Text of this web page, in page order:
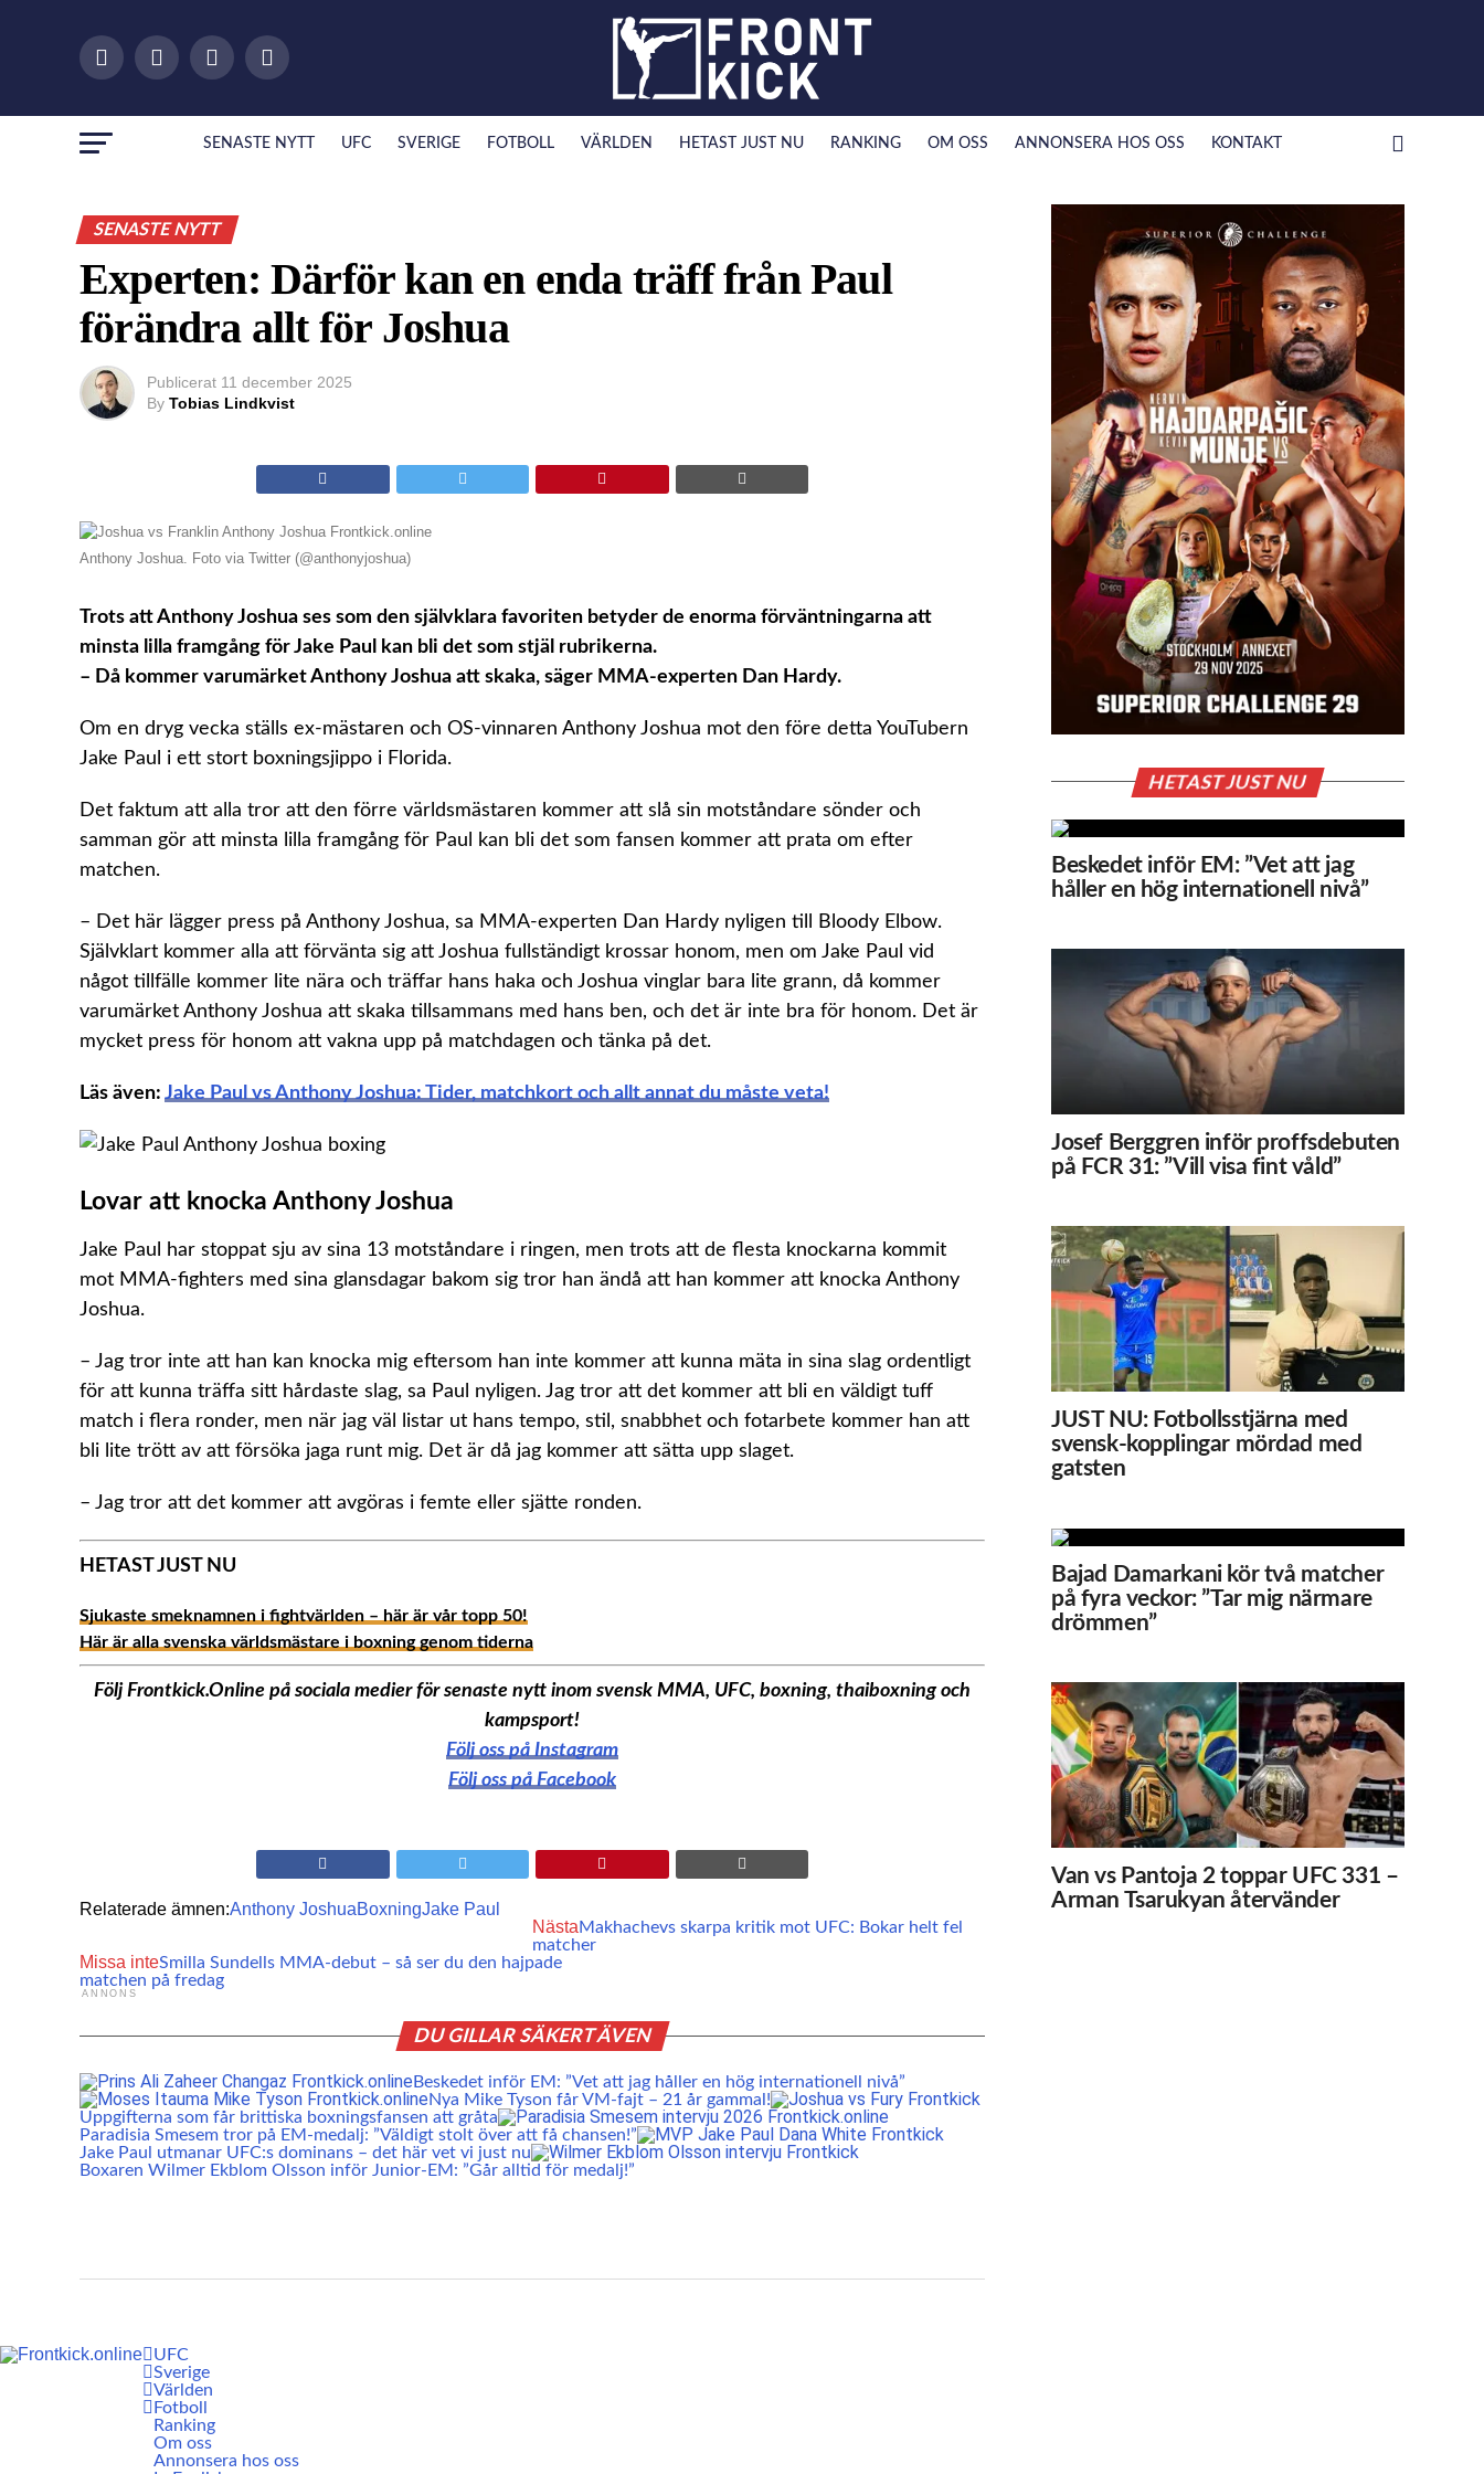
SENASTE NYTT UFC SVERIGE FOTBOLL VÄRLDEN HETAST JUST NU RANKING OM OSS ANNONSERA HOS OSS KONTAKT
SENASTE NYTT
Experten: Därför kan en enda träff från Paul
förändra allt för Joshua
Publicerat 11 december 2025
By Tobias Lindkvist
Anthony Joshua. Foto via Twitter (@anthonyjoshua)
Trots att Anthony Joshua ses som den självklara favoriten betyder de enorma förväntningarna att
minsta lilla framgång för Jake Paul kan bli det som stjäl rubrikerna.
– Då kommer varumärket Anthony Joshua att skaka, säger MMA-experten Dan Hardy.
Om en dryg vecka ställs ex-mästaren och OS-vinnaren Anthony Joshua mot den före detta YouTubern
Jake Paul i ett stort boxningsjippo i Florida.
Det faktum att alla tror att den förre världsmästaren kommer att slå sin motståndare sönder och
samman gör att minsta lilla framgång för Paul kan bli det som fansen kommer att prata om efter
matchen.
– Det här lägger press på Anthony Joshua, sa MMA-experten Dan Hardy nyligen till Bloody Elbow.
Självklart kommer alla att förvänta sig att Joshua fullständigt krossar honom, men om Jake Paul vid
något tillfälle kommer lite nära och träffar hans haka och Joshua vinglar bara lite grann, då kommer
varumärket Anthony Joshua att skaka tillsammans med hans ben, och det är inte bra för honom. Det är
mycket press för honom att vakna upp på matchdagen och tänka på det.
Läs även: Jake Paul vs Anthony Joshua: Tider, matchkort och allt annat du måste veta!
Lovar att knocka Anthony Joshua
Jake Paul har stoppat sju av sina 13 motståndare i ringen, men trots att de flesta knockarna kommit
mot MMA-fighters med sina glansdagar bakom sig tror han ändå att han kommer att knocka Anthony
Joshua.
– Jag tror inte att han kan knocka mig eftersom han inte kommer att kunna mäta in sina slag ordentligt
för att kunna träffa sitt hårdaste slag, sa Paul nyligen. Jag tror att det kommer att bli en väldigt tuff
match i flera ronder, men när jag väl listar ut hans tempo, stil, snabbhet och fotarbete kommer han att
bli lite trött av att försöka jaga runt mig. Det är då jag kommer att sätta upp slaget.
– Jag tror att det kommer att avgöras i femte eller sjätte ronden.
HETAST JUST NU
Sjukaste smeknamnen i fightvärlden – här är vår topp 50!
Här är alla svenska världsmästare i boxning genom tiderna
Följ Frontkick.Online på sociala medier för senaste nytt inom svensk MMA, UFC, boxning, thaiboxning och
kampsport!
Följ oss på Instagram
Följ oss på Facebook
Relaterade ämnen:Anthony JoshuaBoxningJake Paul
NästaMakhachevs skarpa kritik mot UFC: Bokar helt fel
matcher
Missa inteSmilla Sundells MMA-debut – så ser du den hajpade
matchen på fredag
ANNONS
DU GILLAR SÄKERT ÄVEN
Beskedet inför EM: ”Vet att jag håller en hög internationell nivå”
Nya Mike Tyson får VM-fajt – 21 år gammal!
Uppgifterna som får brittiska boxningsfansen att gråta
Paradisia Smesem tror på EM-medalj: ”Väldigt stolt över att få chansen!”
Jake Paul utmanar UFC:s dominans – det här vet vi just nu
Boxaren Wilmer Ekblom Olsson inför Junior-EM: ”Går alltid för medalj!”
HETAST JUST NU
Beskedet inför EM: ”Vet att jag
håller en hög internationell nivå”
Josef Berggren inför proffsdebuten
på FCR 31: ”Vill visa fint våld”
JUST NU: Fotbollsstjärna med
svensk-kopplingar mördad med
gatsten
Bajad Damarkani kör två matcher
på fyra veckor: ”Tar mig närmare
drömmen”
Van vs Pantoja 2 toppar UFC 331 –
Arman Tsarukyan återvänder
UFC
Sverige
Världen
Fotboll
Ranking
Om oss
Annonsera hos oss